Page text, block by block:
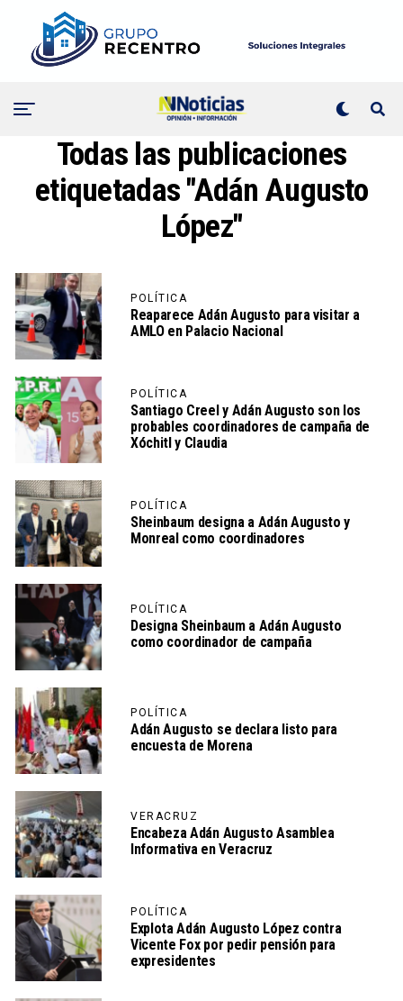
Todas las publicaciones
etiquetadas "Adán Augusto
López"
POLÍTICA
Reaparece Adán Augusto para visitar a
AMLO en Palacio Nacional
POLÍTICA
Santiago Creel y Adán Augusto son los
probables coordinadores de campaña de
Xóchitl y Claudia
POLÍTICA
Sheinbaum designa a Adán Augusto y
Monreal como coordinadores
POLÍTICA
Designa Sheinbaum a Adán Augusto
como coordinador de campaña
POLÍTICA
Adán Augusto se declara listo para
encuesta de Morena
VERACRUZ
Encabeza Adán Augusto Asamblea
Informativa en Veracruz
POLÍTICA
Explota Adán Augusto López contra
Vicente Fox por pedir pensión para
expresidentes